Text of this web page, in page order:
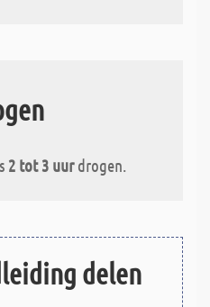
2 tot 3 uurdrogen.
delen